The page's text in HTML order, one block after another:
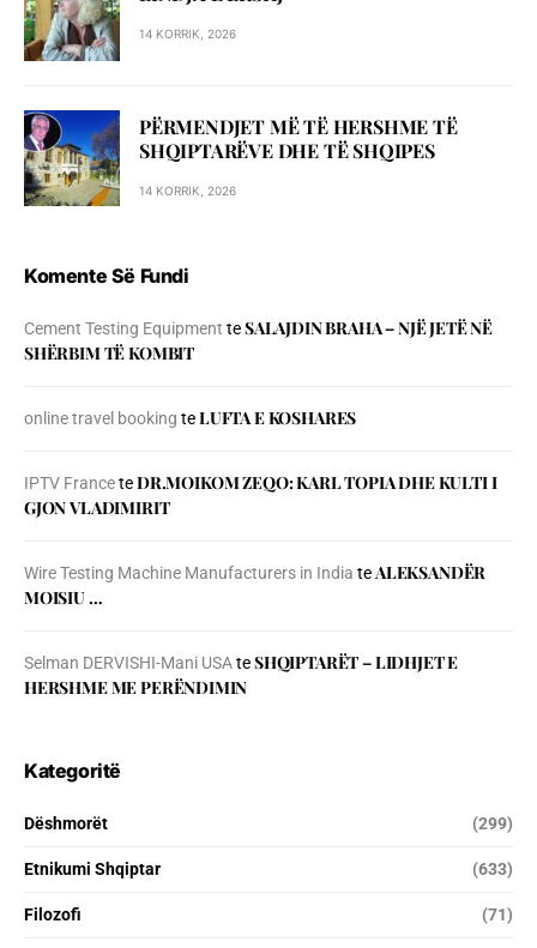
14 KORRIK, 2026
PËRMENDJET MË TË HERSHME TË
SHQIPTARËVE DHE TË SHQIPES
14 KORRIK, 2026
Komente Së Fundi
Cement Testing Equipment teSALAJDIN BRAHA – NJЁ JETЁ NЁ
SHЁRBIM TЁ KOMBIT
online travel booking teLUFTA E KOSHARES
IPTV FranceteDR.MOIKOM ZEQO: KARL TOPIA DHE KULTI I
GJON VLADIMIRIT
Wire Testing Machine Manufacturers in India teALEKSANDËR
MOISIU …
Selman DERVISHI-Mani USAteSHQIPTARËT – LIDHJET E
HERSHME ME PERËNDIMIN
Kategoritë
Dëshmorët (299)
Etnikumi Shqiptar (633)
Filozofi (71)